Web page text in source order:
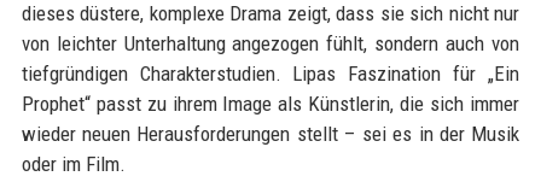
dieses düstere, komplexe Drama zeigt, dass sie sich nicht nur
von leichter Unterhaltung angezogen fühlt, sondern auch von
tiefgründigen Charakterstudien. Lipas Faszination für „Ein
Prophet“ passt zu ihrem Image als Künstlerin, die sich immer
wieder neuen Herausforderungen stellt – sei es in der Musik
oder im Film.